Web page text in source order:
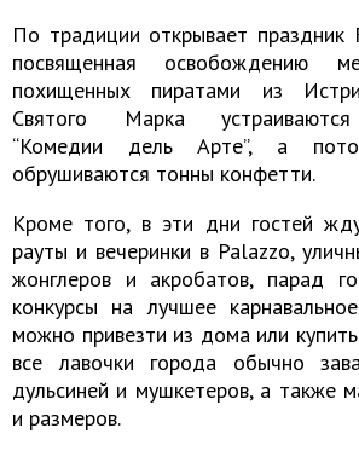
По традиции открывает
посвященная освобождению
похищенных пиратами из
Святого Марка устраиваются
“Комедии дель Арте”, а
обрушиваются тонны конфетти.
Кроме того, в эти дни гостей
рауты и вечеринки в Palazzo,
жонглеров и акробатов, парад
конкурсы на лучшее
можно привезти из дома или
все лавочки города обычно
дульсиней и мушкетеров, а также
и размеров.